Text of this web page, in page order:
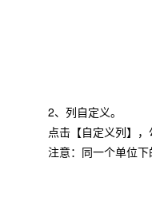
2、列自定义。
点击【自定义列】
注意：同一个单位